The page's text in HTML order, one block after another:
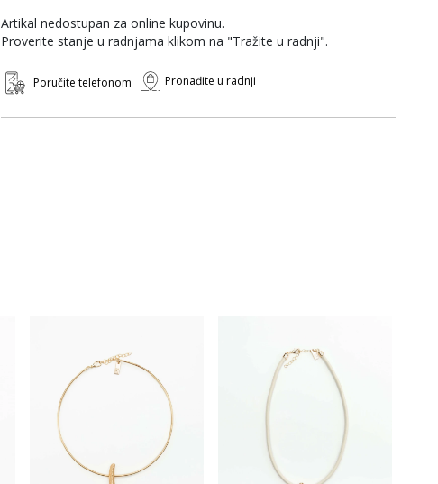
Artikal nedostupan za online kupovinu.
Proverite stanje u radnjama klikom na "Tražite u radnji".
Poručite telefonom Pronađite u radnji